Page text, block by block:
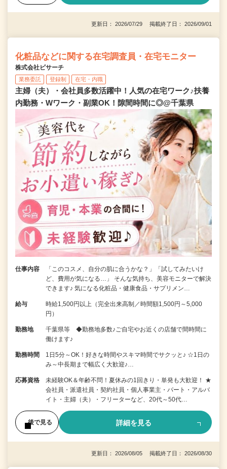
更新日： 2026/07/29 掲載終了日： 2026/09/01
化粧品などに関する在宅調査員・在宅モニター
株式会社ビサーチ
業務委託 登録制 在宅・内職
主婦（夫）・会社員多数活躍中！人気の在宅ワーク♪扶養
内勤務・Wワーク・副業OK！隙間時間に◎@千葉県
仕事内容
「このコスメ、自分の肌に合うかな？」「試してみたいけ
ど、費用が気になる…」 そんな気持ち、美容モニターで解決
できます♪ 気になる化粧品・健康食品・サプリメン…
給与
時給1,500円以上（完全出来高制／時間額1,500円～5,000
円）
勤務地
千葉県等 ◆勤務地多数♪ご自宅やお近くの店舗で間時間に
働けます♪
勤務時間
1日5分～OK！好きな時間やスキマ時間でサクッと♪ ☆1日の
み～中長期まで幅広く大歓迎♪…
応募資格
未経験OK＆年齢不問！夏休みの1回きり・単発も大歓迎！ ★
会社員・派遣社員・契約社員・個人事業主・パート・アルバ
イト・主婦（夫）・フリーターなど、20代～50代…
後で見る 詳細を見る
更新日： 2026/08/05 掲載終了日： 2026/08/30